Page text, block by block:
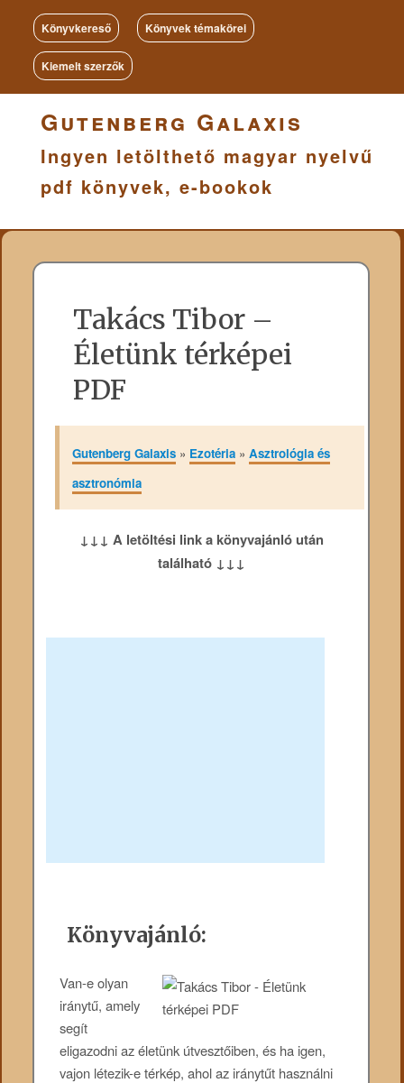
Könyvkereső Könyvek témakörei
Kiemelt szerzők
Gutenberg Galaxis
Ingyen letölthető magyar nyelvű
pdf könyvek, e-bookok
Takács Tibor –
Életünk térképei
PDF
Gutenberg Galaxis» Ezotéria» Asztrológia és
asztronómia
↓↓↓ A letöltési link a könyvajánló után
található ↓↓↓
Könyvajánló:
Van-e olyan
iránytű, amely
segít
eligazodni az életünk útvesztőiben, és ha igen,
vajon létezik-e térkép, ahol az iránytűt használni